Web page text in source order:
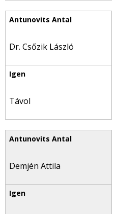
Dr. Csőzik László
Távol
Demjén Attila